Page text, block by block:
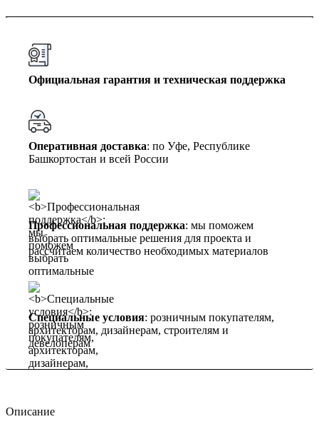
Официальная гарантия и техническая поддержка
Оперативная доставка: по Уфе, Республике
Башкортостан и всей России
Профессиональная поддержка: мы поможем
выбрать оптимальные решения для проекта и
рассчитаем количество необходимых материалов
Специальные условия: розничным покупателям,
архитекторам, дизайнерам, строителям и
девелоперам
Описание